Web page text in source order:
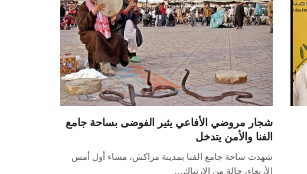
شجار مروضي الأفاعي يثير الفوضى بساحة جامع
الفنا والأمن يتدخل
شهدت ساحة جامع الفنا بمدينة مراكش، مساء أول أمس
الأربعاء، حالة من الارتباك…